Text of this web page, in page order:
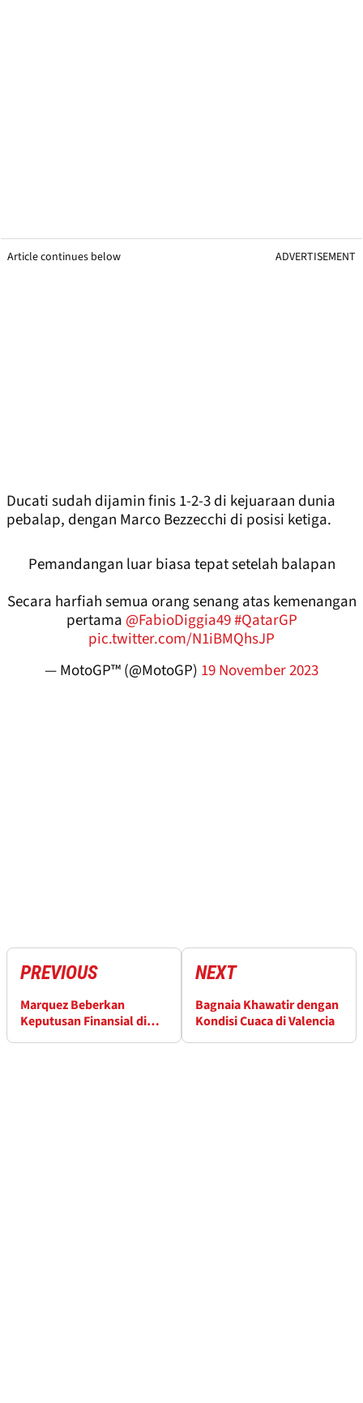
Article continues below ADVERTISEMENT
Ducati sudah dijamin finis 1-2-3 di kejuaraan dunia
pebalap, dengan Marco Bezzecchi di posisi ketiga.
Pemandangan luar biasa tepat setelah balapan
Secara harfiah semua orang senang atas kemenangan
pertama @FabioDiggia49#QatarGP
pic.twitter.com/N1iBMQhsJP
— MotoGP™ (@MotoGP) 19 November 2023
PREVIOUS
Marquez Beberkan
Keputusan Finansial di
NEXT
Bagnaia Khawatir dengan
Kondisi Cuaca di Valencia